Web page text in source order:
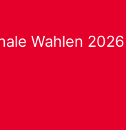
Wahlen 2026